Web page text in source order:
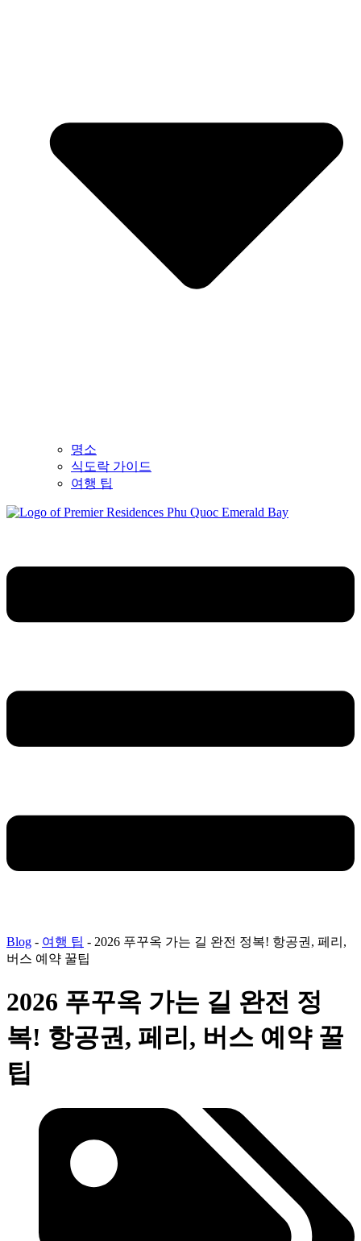
명소
식도락 가이드
여행 팁
Blog - 여행 팁 - 2026 푸꾸옥 가는 길 완전 정복! 항공권, 페리,
버스 예약 꿀팁
2026 푸꾸옥 가는 길 완전 정
복! 항공권, 페리, 버스 예약 꿀
팁